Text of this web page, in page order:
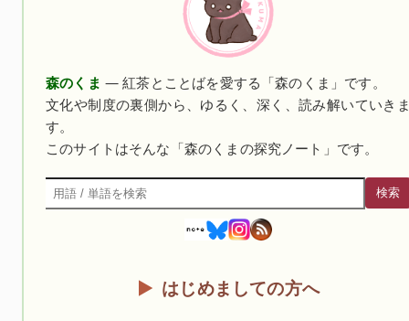
森のくま — 紅茶とことばを愛する「森のくま」です。
文化や制度の裏側から、ゆるく、深く、読み解いていき
す。
このサイトはそんな「森のくまの探究ノート」です。
検索
検索
はじめましての方へ